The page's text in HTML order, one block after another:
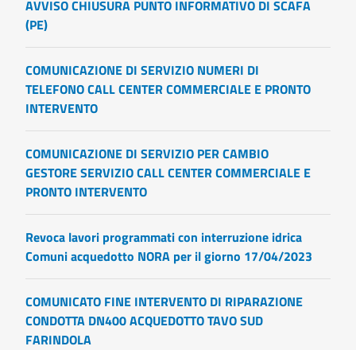
AVVISO CHIUSURA PUNTO INFORMATIVO DI SCAFA
(PE)
COMUNICAZIONE DI SERVIZIO NUMERI DI
TELEFONO CALL CENTER COMMERCIALE E PRONTO
INTERVENTO
COMUNICAZIONE DI SERVIZIO PER CAMBIO
GESTORE SERVIZIO CALL CENTER COMMERCIALE E
PRONTO INTERVENTO
Revoca lavori programmati con interruzione idrica
Comuni acquedotto NORA per il giorno 17/04/2023
COMUNICATO FINE INTERVENTO DI RIPARAZIONE
CONDOTTA DN400 ACQUEDOTTO TAVO SUD
FARINDOLA